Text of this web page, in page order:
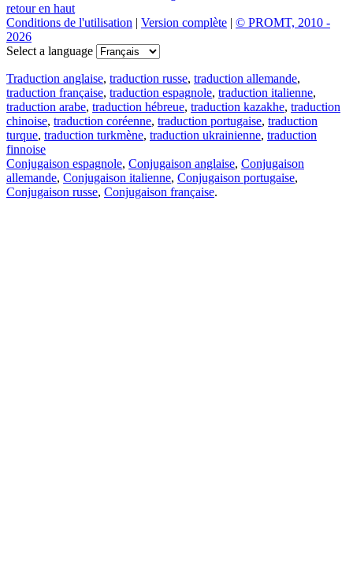
retour en haut
Conditions de l'utilisation | Version complète | © PROMT, 2010 -
2026
Select a language
Traduction anglaise, traduction russe, traduction allemande,
traduction française, traduction espagnole, traduction italienne,
traduction arabe, traduction hébreue, traduction kazakhe, traduction
chinoise, traduction coréenne, traduction portugaise, traduction
turque, traduction turkmène, traduction ukrainienne, traduction
finnoise
Conjugaison espagnole, Conjugaison anglaise, Conjugaison
allemande, Conjugaison italienne, Conjugaison portugaise,
Conjugaison russe, Conjugaison française.